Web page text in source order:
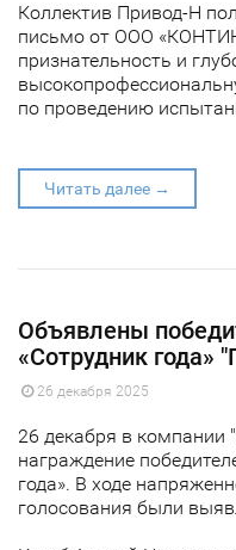
Коллектив Привод-Н
письмо от ООО
признательность и
по проведению
Читать далее →
Объявлены
«Сотрудник года»
26 декабря 2025
26 декабря в
награждение
года». В ходе
голосования были